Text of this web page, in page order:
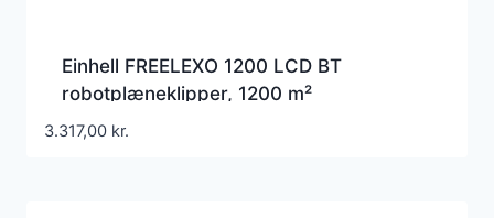
Einhell FREELEXO 1200 LCD BT
robotplæneklipper, 1200 m²
3.317,00 kr.